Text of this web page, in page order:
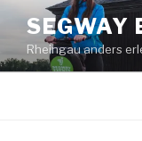
Zum
Inhalt
springen
SEGWAY
Rheingau anders